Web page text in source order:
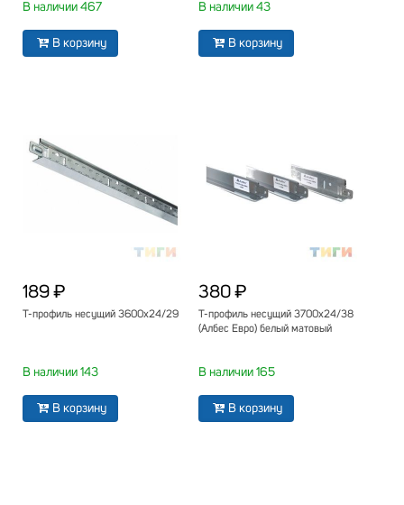
В наличии 467
В корзину
В наличии 43
В корзину
189 ₽
Т-профиль несущий 3600х24/29
В наличии 143
В корзину
380 ₽
Т-профиль несущий 3700х24/38
(Албес Евро) белый матовый
В наличии 165
В корзину